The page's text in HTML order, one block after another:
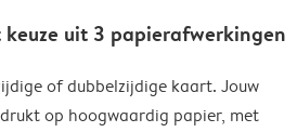
uit 3 papierafwerkingen
of dubbelzijdige kaart. Jouw
op hoogwaardig papier, met